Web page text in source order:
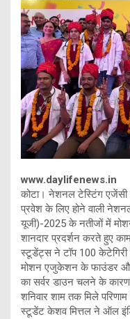
www.daylifenews.in
कोटा। नेशनल टेस्टिंग
प्रवेश के लिए होने वाली
यूजी)-2025 के नतीजों में
शानदार प्रदर्शन करते हुए
स्टूडेंट्स ने टॉप 100
मोशन एजुकेशन के फाउंडर और
का सर्वर डाउन चलने के कारण
शनिवार शाम तक मिले
स्टूडेंट केशव मित्तल ने ऑल